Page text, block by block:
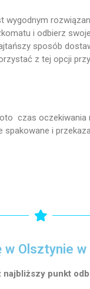
wygodnym
i odbierz
sposób
z tej opcji
czas oczekiwania
i
Olsztynie
najbliższy punkt